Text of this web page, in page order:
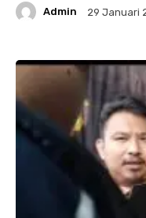
Admin 29 Januari